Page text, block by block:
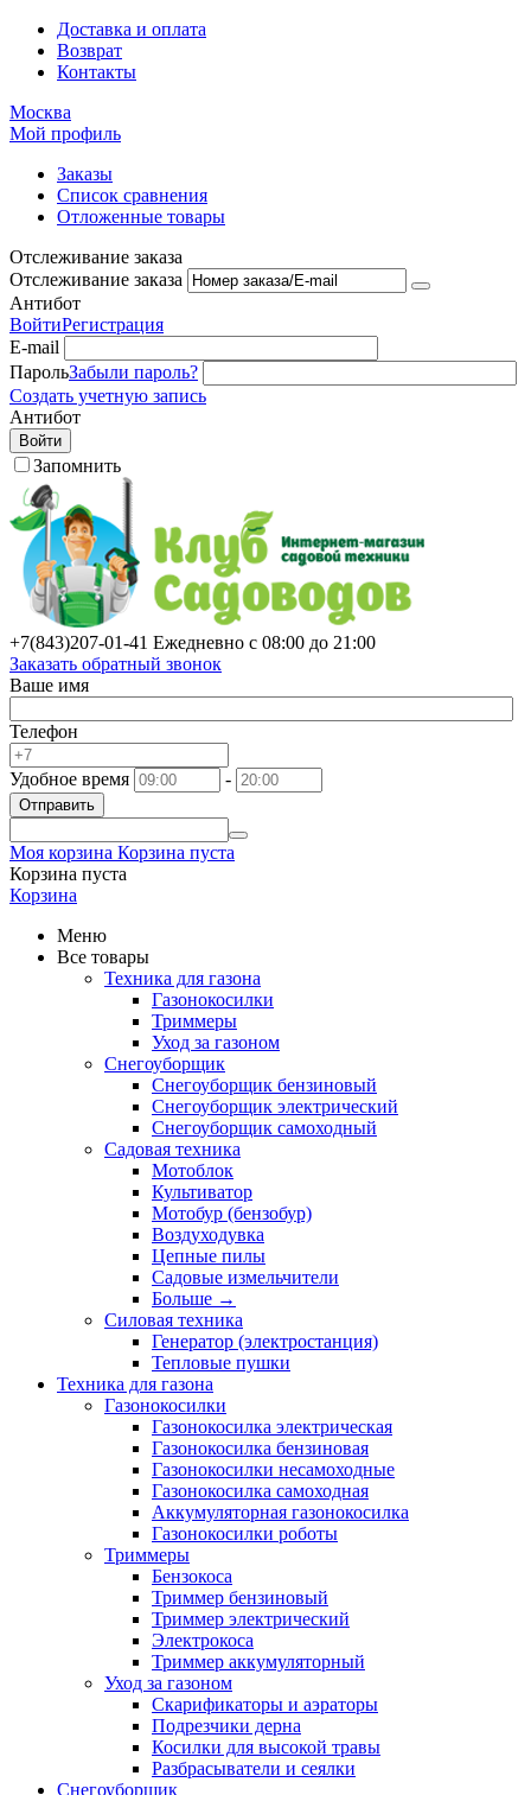
Доставка и оплата
Возврат
Контакты
Москва
Мой профиль
Заказы
Список сравнения
Отложенные товары
Отслеживание заказа
Отслеживание заказа
Антибот
ВойтиРегистрация
E-mail
ПарольЗабыли пароль?
Создать учетную запись
Антибот
Войти
Запомнить
+7(843)207-01-41 Ежедневно с 08:00 до 21:00
Заказать обратный звонок
Ваше имя
Телефон
Удобное время -
Отправить
Моя корзина Корзина пуста
Корзина пуста
Корзина
Меню
Все товары
Техника для газона
Газонокосилки
Триммеры
Уход за газоном
Снегоуборщик
Снегоуборщик бензиновый
Снегоуборщик электрический
Снегоуборщик самоходный
Садовая техника
Мотоблок
Культиватор
Мотобур (бензобур)
Воздуходувка
Цепные пилы
Садовые измельчители
Больше →
Силовая техника
Генератор (электростанция)
Тепловые пушки
Техника для газона
Газонокосилки
Газонокосилка электрическая
Газонокосилка бензиновая
Газонокосилки несамоходные
Газонокосилка самоходная
Аккумуляторная газонокосилка
Газонокосилки роботы
Триммеры
Бензокоса
Триммер бензиновый
Триммер электрический
Электрокоса
Триммер аккумуляторный
Уход за газоном
Скарификаторы и аэраторы
Подрезчики дерна
Косилки для высокой травы
Разбрасыватели и сеялки
Снегоуборщик